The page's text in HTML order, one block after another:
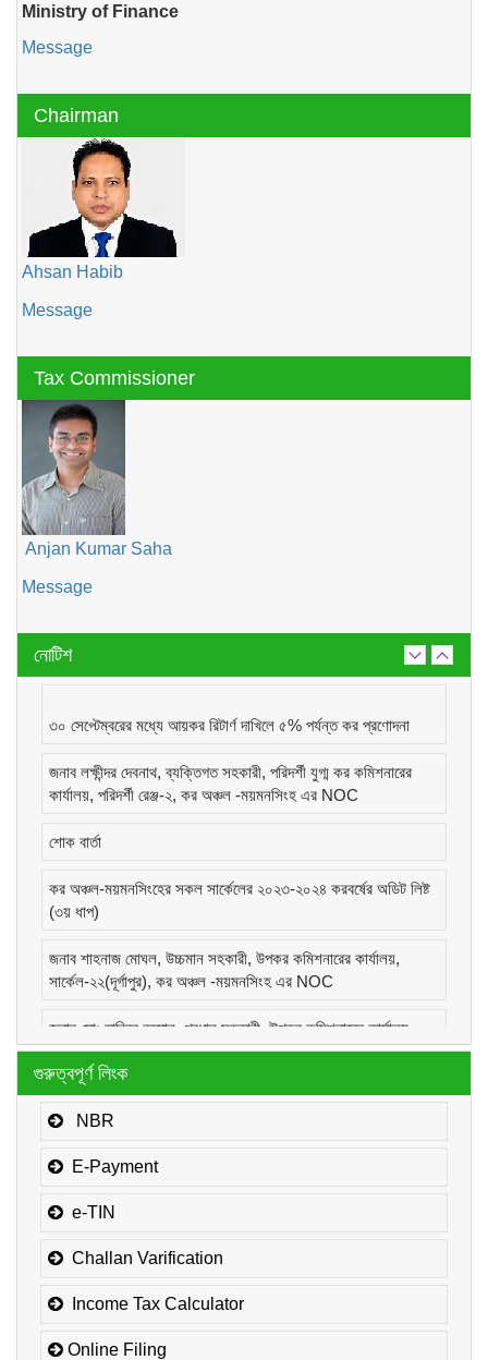
Ministry of Finance
Message
Chairman
Ahsan Habib
Message
Tax Commissioner
Anjan Kumar Saha
Message
নোটিশ
৩০ সেপ্টেম্বরের মধ্যে আয়কর রিটার্ণ দাখিলে ৫% পর্যন্ত কর প্রণোদনা
জনাব লক্ষীন্দর দেবনাথ, ব্যক্তিগত সহকারী, পরিদর্শী যুগ্ম কর কমিশনারের
কার্যালয়, পরিদর্শী রেঞ্জ-২, কর অঞ্চল -ময়মনসিংহ এর NOC
শোক বার্তা
কর অঞ্চল-ময়মনসিংহের সকল সার্কেলের ২০২৩-২০২৪ করবর্ষের অডিট লিষ্ট
(৩য় ধাপ)
জনাব শাহনাজ মোঘল, উচ্চমান সহকারী, উপকর কমিশনারের কার্যালয়,
সার্কেল-২২(দূর্গাপুর), কর অঞ্চল -ময়মনসিংহ এর NOC
জনাব মোঃ হাবিবুর রহমান, প্রধান সহকারী, উপকর কমিশনারের কার্যালয়,
সার্কেল-১(কোম্পানীজ), কর অঞ্চল -ময়মনসিংহ এর NOC
জনাব মোঃ মোরাদুজ্জামান, সাঁট মুদ্রাক্ষরিক কাম-কম্পিউটার অপারেটর, উপকর
কমিশনারের কার্যালয়, সার্কেল-১(কোম্পানীজ), কর অঞ্চল -ময়মনসিংহ এর
গুরুত্বপূর্ণ লিংক
NBR
E-Payment
e-TIN
Challan Varification
Income Tax Calculator
Online Filing